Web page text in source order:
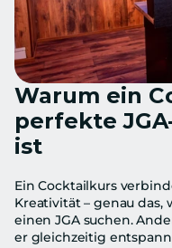
Warum ein
perfekte
ist
Ein Cocktailkurs
Kreativität – genau
einen JGA suchen.
er gleichzeitig